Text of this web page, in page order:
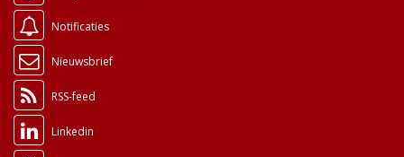
Notificaties
Nieuwsbrief
RSS-feed
Linkedin